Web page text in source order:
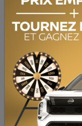
TRANSMISSION :
MOTRICITÉ :
MOTEUR (L) :
CARBURANT :
COULEUR EXTÉRIEUR :
PORTES :